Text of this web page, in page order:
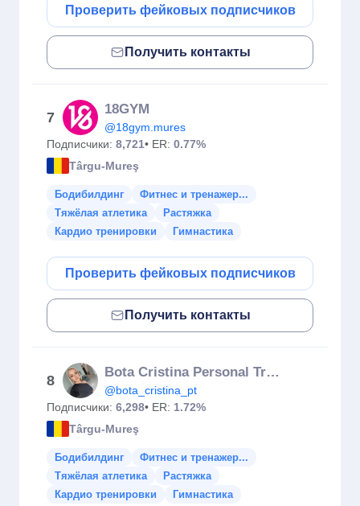
Проверить фейковых подписчиков
Получить контакты
7
18GYM
@18gym.mures
Подписчики: 8,721• ER: 0.77%
Târgu-Mureş
Бодибилдинг
Фитнес и тренажер...
Тяжёлая атлетика
Растяжка
Кардио тренировки
Гимнастика
Проверить фейковых подписчиков
Получить контакты
8
Bota Cristina Personal Trainer
@bota_cristina_pt
Подписчики: 6,298• ER: 1.72%
Târgu-Mureş
Бодибилдинг
Фитнес и тренажер...
Тяжёлая атлетика
Растяжка
Кардио тренировки
Гимнастика